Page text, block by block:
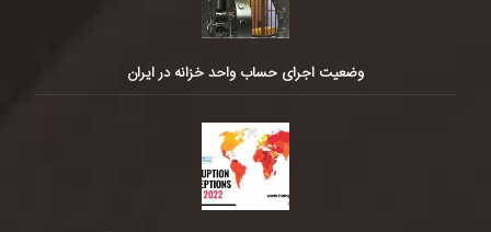
وضعیت اجرای حساب واحد خزانه در ایران